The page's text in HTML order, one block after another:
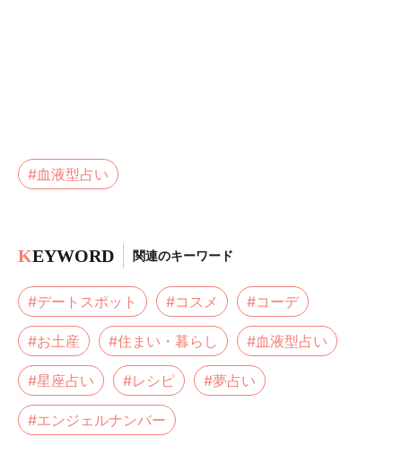
#血液型占い
KEYWORD 関連のキーワード
#デートスポット #コスメ #コーデ
#お土産 #住まい・暮らし #血液型占い
#星座占い #レシピ #夢占い
#エンジェルナンバー